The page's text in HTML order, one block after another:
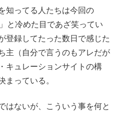
知ってる人たちは今回の
と冷めた目であざ笑ってい
登録してたった数日で感じた
主（自分で言うのもアレだが
キュレーションサイトの構
まっている。
はないが、こういう事を何と